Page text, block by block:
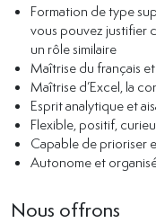
Formation de type
vous pouvez justifier
un rôle similaire
Maîtrise du français et
Maîtrise d’Excel, la
Esprit analytique et
Flexible, positif,
Capable de prioriser
Autonome et
Nous offrons